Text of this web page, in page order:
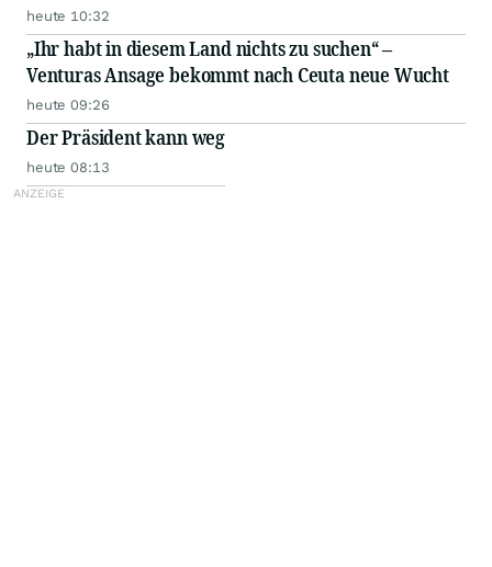
heute 10:32
„Ihr habt in diesem Land nichts zu suchen“ –
Venturas Ansage bekommt nach Ceuta neue Wucht
heute 09:26
Der Präsident kann weg
heute 08:13